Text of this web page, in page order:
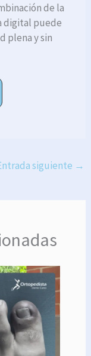
de la
digital puede
plena y sin
siguiente →